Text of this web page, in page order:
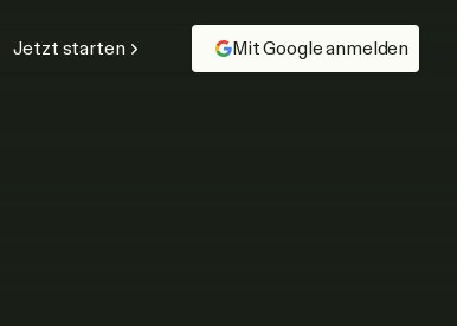
Jetzt starten Mit Google anmelden